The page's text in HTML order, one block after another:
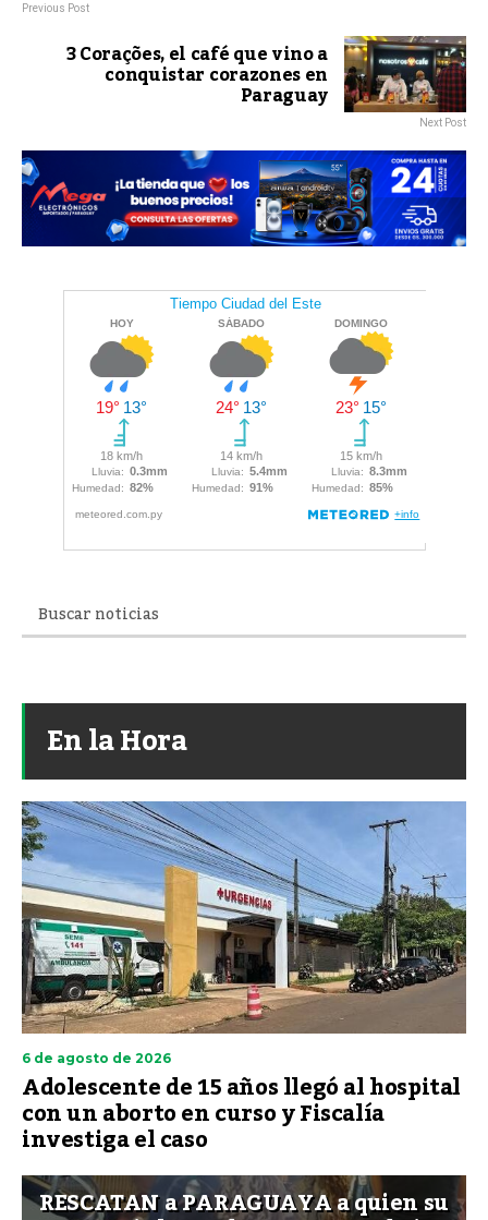
Previous Post
3 Corações, el café que vino a
conquistar corazones en
Paraguay
Next Post
En la Hora
6 de agosto de 2026
Adolescente de 15 años llegó al hospital
con un aborto en curso y Fiscalía
investiga el caso
RESCATAN a PARAGUAYA a quien su